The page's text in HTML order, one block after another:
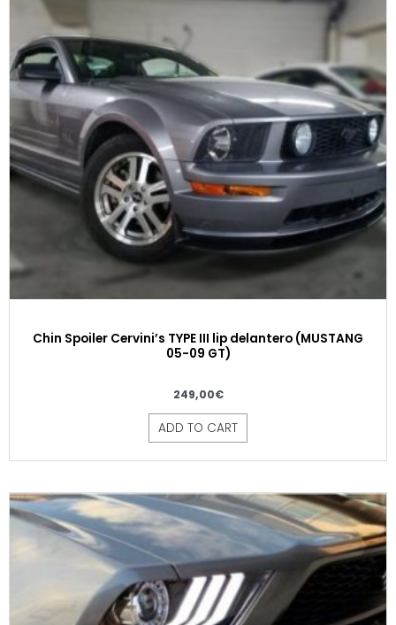
Chin Spoiler Cervini’s TYPE III lip delantero (MUSTANG
05-09 GT)
249,00€
ADD TO CART